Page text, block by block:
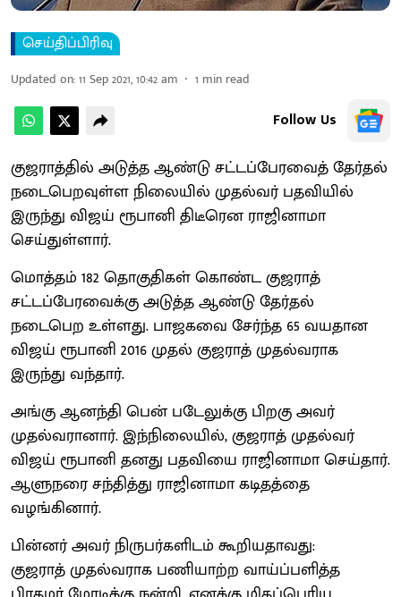
செய்திப்பிரிவு
Updated on:11 Sep 2021, 10:42 am 1 min read
Follow Us
குஜராத்தில் அடுத்த ஆண்டு சட்டப்பேரவைத் தேர்தல்
நடைபெறவுள்ள நிலையில் முதல்வர் பதவியில்
இருந்து விஜய் ரூபானி திடீரென ராஜினாமா
செய்துள்ளார்.
மொத்தம் 182 தொகுதிகள் கொண்ட குஜராத்
சட்டப்பேரவைக்கு அடுத்த ஆண்டு தேர்தல்
நடைபெற உள்ளது. பாஜகவை சேர்ந்த 65 வயதான
விஜய் ரூபானி 2016 முதல் குஜராத் முதல்வராக
இருந்து வந்தார்.
அங்கு ஆனந்தி பென் படேலுக்கு பிறகு அவர்
முதல்வரானார். இந்நிலையில், குஜராத் முதல்வர்
விஜய் ரூபானி தனது பதவியை ராஜினாமா செய்தார்.
ஆளுநரை சந்தித்து ராஜினாமா கடிதத்தை
வழங்கினார்.
பின்னர் அவர் நிருபர்களிடம் கூறியதாவது:
குஜராத் முதல்வராக பணியாற்ற வாய்ப்பளித்த